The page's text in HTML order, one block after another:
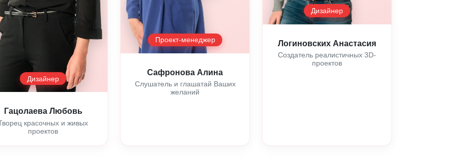
Дизайнер
Гацолаева Любовь
красочных и живых
проектов
Проект-менеджер
Сафронова Алина
Слушатель и глашатай Ваших
желаний
Дизайнер
Логиновских Анастасия
Создатель реалистичных 3D-
проектов